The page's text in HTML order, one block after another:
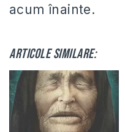
acum înainte.
Articole similare: